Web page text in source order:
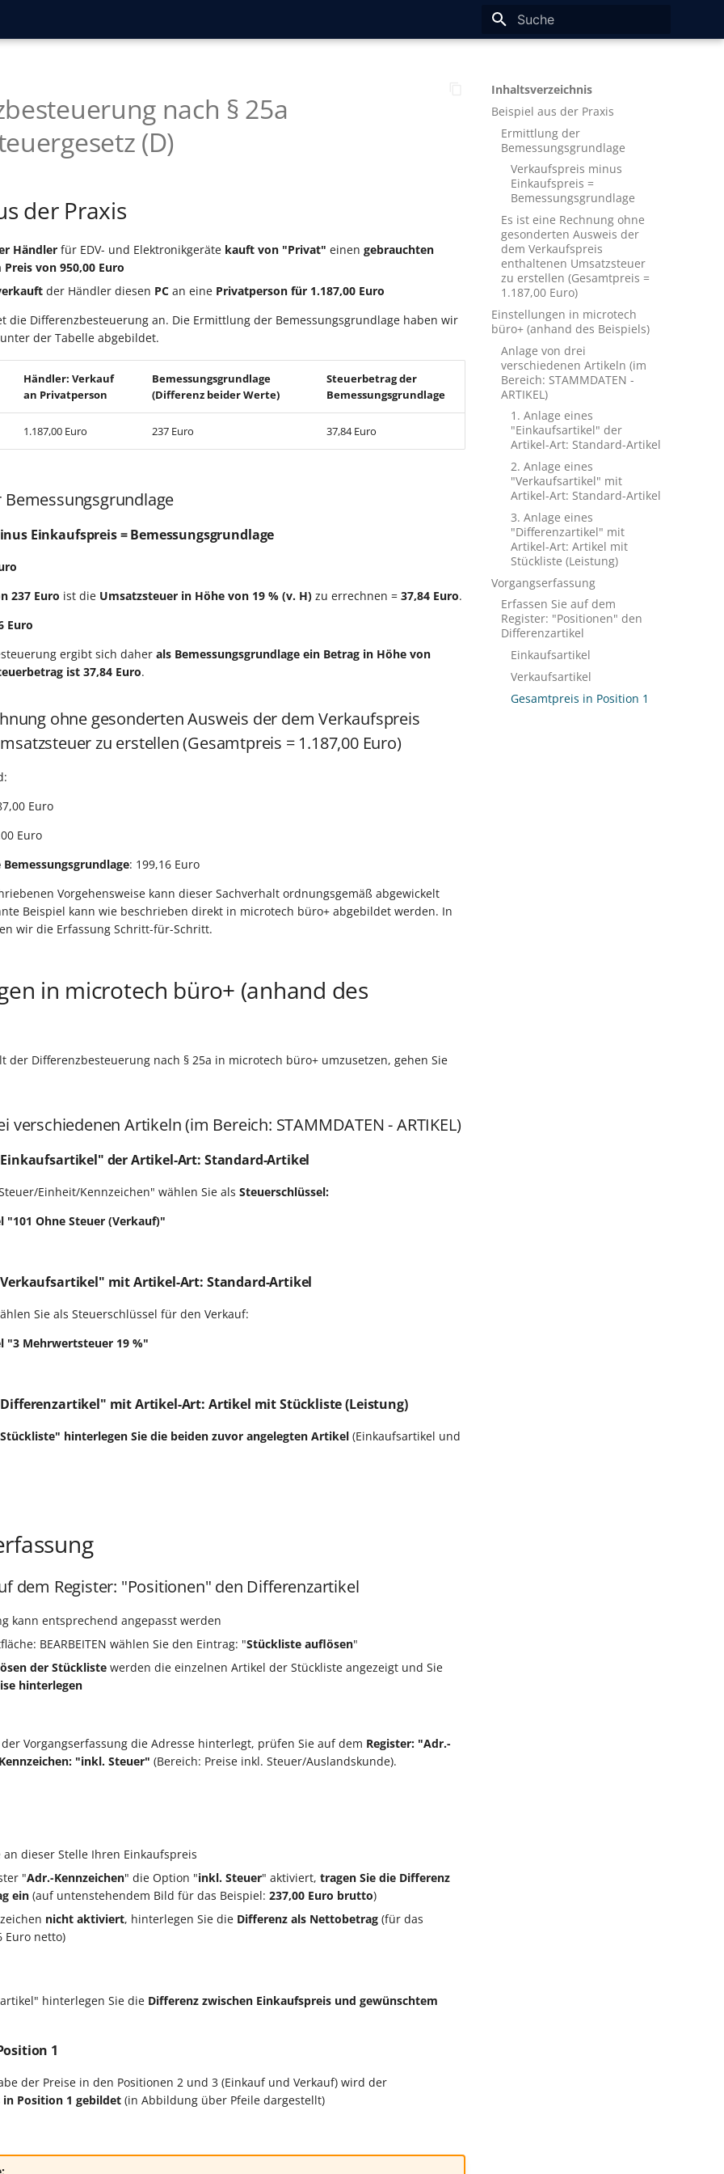
nach § 25a
(D)
der Praxis
Händler für EDV- und Elektronikgeräte kauft von "Privat" einengebrauchten
von 950,00 Euro
der Händler diesen PC an eine Privatperson für 1.187,00 Euro
die Differenzbesteuerung an. Die Ermittlung der Bemessungsgrundlage haben wir
der Tabelle abgebildet.
Händler: Verkauf
an Privatperson
Bemessungsgrundlage
(Differenz beider Werte)
Steuerbetrag der
Bemessungsgrundlage
1.187,00 Euro 237 Euro 37,84 Euro
Einkaufspreis =Bemessungsgrundlage
237 Euro ist die Umsatzsteuer in Höhe von 19 % (v. H) zu errechnen = 37,84 Euro.
Euro
ergibt sich daher als Bemessungsgrundlage ein Betrag in Höhe von
ist 37,84 Euro.
ohne gesonderten Ausweis der dem Verkaufspreis
zu erstellen (Gesamtpreis = 1.187,00 Euro)
Euro
Euro
: 199,16 Euro
Vorgehensweise kann dieser Sachverhalt ordnungsgemäß abgewickelt
Beispiel kann wie beschrieben direkt in microtech büro+ abgebildet werden. In
wir die Erfassung Schritt-für-Schritt.
in microtech büro+ (anhand des
der Differenzbesteuerung nach § 25a in microtech büro+ umzusetzen, gehen Sie
verschiedenen Artikeln (im Bereich: STAMMDATEN - ARTIKEL)
Einkaufsartikel" der Artikel-Art: Standard-Artikel
Einheit/Kennzeichen" wählen Sie als Steuerschlüssel:
"101 Ohne Steuer (Verkauf)"
Verkaufsartikel" mit Artikel-Art: Standard-Artikel
Sie als Steuerschlüssel für den Verkauf:
"3 Mehrwertsteuer 19 %"
mit Artikel-Art: Artikel mit Stückliste (Leistung)
hinterlegen Sie die beiden zuvor angelegten Artikel (Einkaufsartikel und
dem Register: "Positionen" den Differenzartikel
kann entsprechend angepasst werden
BEARBEITEN wählen Sie den Eintrag: "Stückliste auflösen"
der Stückliste werden die einzelnen Artikel der Stückliste angezeigt und Sie
hinterlegen
Vorgangserfassung die Adresse hinterlegt, prüfen Sie auf dem Register: "Adr.-
Kennzeichen: "inkl. Steuer" (Bereich: Preise inkl. Steuer/Auslandskunde).
an dieser Stelle Ihren Einkaufspreis
"Adr.-Kennzeichen" die Option "inkl. Steuer" aktiviert,tragen Sie die Differenz
ein (auf untenstehendem Bild für das Beispiel:237,00 Euro brutto)
nicht aktiviert, hinterlegen Sie die Differenz als Nettobetrag (für das
Euro netto)
hinterlegen Sie die Differenz zwischen Einkaufspreis und gewünschtem
1
der Preise in den Positionen 2 und 3 (Einkauf und Verkauf) wird der
in Position 1 gebildet (in Abbildung über Pfeile dargestellt)
Inhaltsverzeichnis
Beispiel aus der Praxis
Ermittlung der
Bemessungsgrundlage
Verkaufspreis minus
Einkaufspreis =
Bemessungsgrundlage
Es ist eine Rechnung ohne
gesonderten Ausweis der
dem Verkaufspreis
enthaltenen Umsatzsteuer
zu erstellen (Gesamtpreis =
1.187,00 Euro)
Einstellungen in microtech
büro+ (anhand des Beispiels)
Anlage von drei
verschiedenen Artikeln (im
Bereich: STAMMDATEN -
ARTIKEL)
1. Anlage eines
"Einkaufsartikel" der
Artikel-Art: Standard-Artikel
2. Anlage eines
"Verkaufsartikel" mit
Artikel-Art: Standard-Artikel
3. Anlage eines
"Differenzartikel" mit
Artikel-Art: Artikel mit
Stückliste (Leistung)
Vorgangserfassung
Erfassen Sie auf dem
Register: "Positionen" den
Differenzartikel
Einkaufsartikel
Verkaufsartikel
Gesamtpreis in Position 1